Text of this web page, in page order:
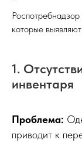
которые
1.
инвентаря
Проблема:
приводит к